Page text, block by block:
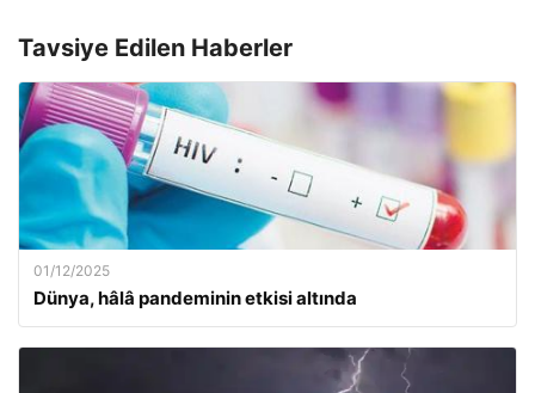
Tavsiye Edilen Haberler
01/12/2025
Dünya, hâlâ pandeminin etkisi altında